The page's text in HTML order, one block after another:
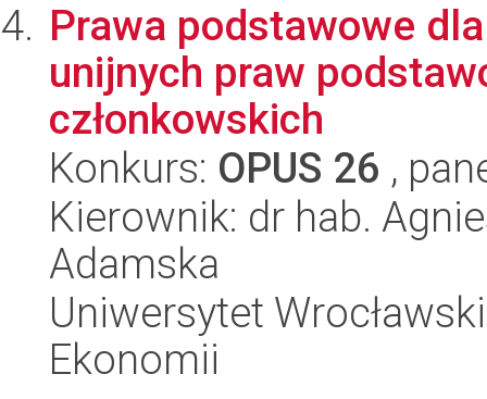
Prawa podstawowe
unijnych praw
członkowskich
Konkurs: OPUS 26 ,
Kierownik: dr hab.
Adamska
Uniwersytet
Ekonomii